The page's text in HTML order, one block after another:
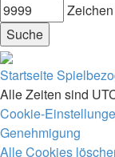
Startseite
Alle Zeiten sind
Cookie-
Genehmigung
Alle Cookies